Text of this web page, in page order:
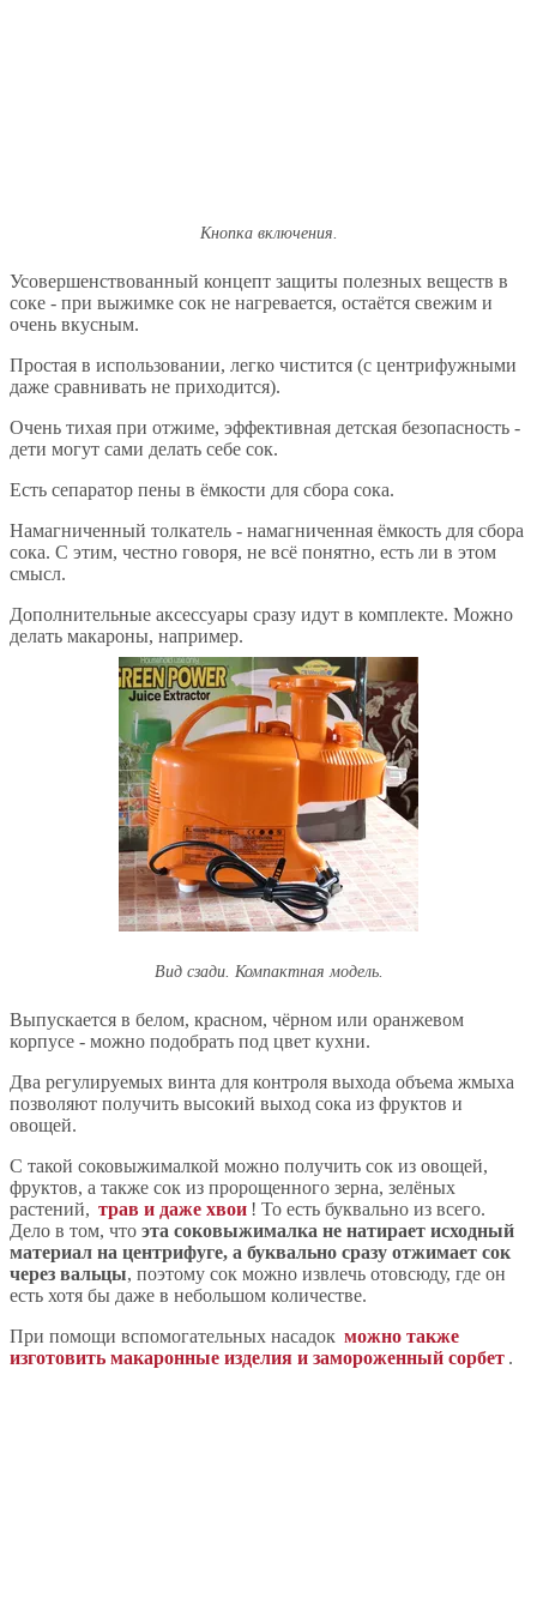
Кнопка включения.
Усовершенствованный концепт защиты полезных веществ в
соке - при выжимке сок не нагревается, остаётся свежим и
очень вкусным.
Простая в использовании, легко чистится (с центрифужными
даже сравнивать не приходится).
Очень тихая при отжиме, эффективная детская безопасность -
дети могут сами делать себе сок.
Есть сепаратор пены в ёмкости для сбора сока.
Намагниченный толкатель - намагниченная ёмкость для сбора
сока. С этим, честно говоря, не всё понятно, есть ли в этом
смысл.
Дополнительные аксессуары сразу идут в комплекте. Можно
делать макароны, например.
Вид сзади. Компактная модель.
Выпускается в белом, красном, чёрном или оранжевом
корпусе - можно подобрать под цвет кухни.
Два регулируемых винта для контроля выхода объема жмыха
позволяют получить высокий выход сока из фруктов и
овощей.
С такой соковыжималкой можно получить сок из овощей,
фруктов, а также сок из пророщенного зерна, зелёных
растений, трав и даже хвои ! То есть буквально из всего.
Дело в том, что эта соковыжималка не натирает исходный
материал на центрифуге, а буквально сразу отжимает сок
через вальцы, поэтому сок можно извлечь отовсюду, где он
есть хотя бы даже в небольшом количестве.
При помощи вспомогательных насадок можно также
изготовить макаронные изделия и замороженный сорбет .